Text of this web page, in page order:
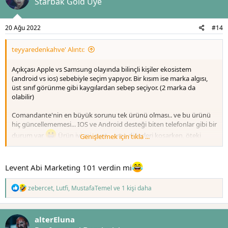
e
r
:
20 Ağu 2022 #14
teyyaredenkahve' Alıntı:
Açıkçası Apple vs Samsung olayında bilinçli kişiler ekosistem
(android vs ios) sebebiyle seçim yapıyor. Bir kısım ise marka algısı,
üst sınıf görünme gibi kaygılardan sebep seçiyor. (2 marka da
olabilir)
Comandante'nin en büyük sorunu tek ürünü olması.. ve bu ürünü
hiç güncellememesi... IOS ve Android desteği biten telefonlar gibi bir
durum var
Ürün iyi mi, evet... ama diğerleri koşarken, öteki
yerinde sayıyor. Comandante yüksek bedel ödemek istemeyen
kahve için iyi değirmen almalısın diyorlar. Herkes Ferrari'ye binemez
ya da binmek zorunda değil gibi bir düşünce de olabilir
bir pazarlama stratejisi.. pazara ilk girenlerden ve kendini kanıtlama
ihtiyacı duymuyorlar...
1Zpresso, Timemore gibi markaların sorunu pazara F/P ürünleri
olarak girmeleri ve ürün gamlarında bir sürü ürün olması... ayrıca
Genişletmek için tıkla ...
Levent Abi Marketing 101 verdin mi
T
p
k
i
zebercet, Lutfi, MustafaTemel ve 1 kişi daha
alterEluna